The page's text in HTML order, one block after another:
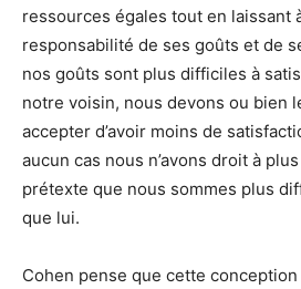
ressources égales tout en laissant
responsabilité de ses goûts et de
nos goûts sont plus difficiles à
notre voisin, nous devons ou bien
accepter d’avoir moins de
aucun cas nous n’avons droit à
prétexte que nous sommes plus
que lui.
Cohen pense que cette conception